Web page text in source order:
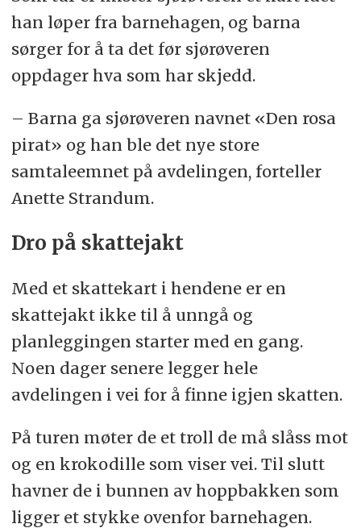
han løper fra barnehagen, og barna
sørger for å ta det før sjørøveren
oppdager hva som har skjedd.
– Barna ga sjørøveren navnet «Den rosa
pirat» og han ble det nye store
samtaleemnet på avdelingen, forteller
Anette Strandum.
Dro på skattejakt
Med et skattekart i hendene er en
skattejakt ikke til å unngå og
planleggingen starter med en gang.
Noen dager senere legger hele
avdelingen i vei for å finne igjen skatten.
På turen møter de et troll de må slåss mot
og en krokodille som viser vei. Til slutt
havner de i bunnen av hoppbakken som
ligger et stykke ovenfor barnehagen.